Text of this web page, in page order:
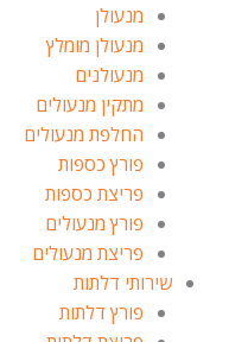
מנעולן
מנעולן מומלץ
מנעולנים
מתקין מנעולים
החלפת מנעולים
פורץ כספות
פריצת כספות
פורץ מנעולים
פריצת מנעולים
שירותי דלתות
פורץ דלתות